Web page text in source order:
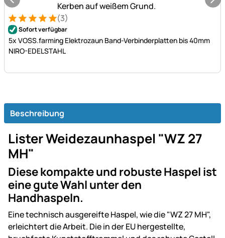
Bewertung: 5 von 5 (3 Bewertungen)
3 Bewertungen
(3)
Sofort verfügbar
5x VOSS.farming Elektrozaun Band-Verbinderplatten bis 40mm
NIRO-EDELSTAHL
Beschreibung
Lister Weidezaunhaspel "WZ 27
MH"
Diese kompakte und robuste Haspel ist
eine gute Wahl unter den
Handhaspeln.
Eine technisch ausgereifte Haspel, wie die "WZ 27 MH",
erleichtert die Arbeit. Die in der EU hergestellte,